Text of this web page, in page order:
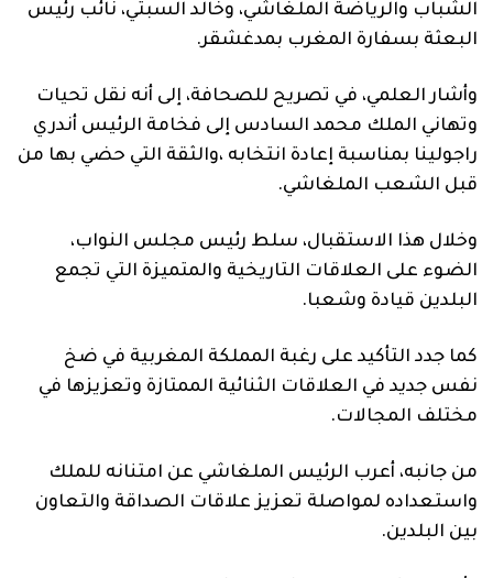
الشباب والرياضة الملغاشي، وخالد السبتي، نائب رئيس
البعثة بسفارة المغرب بمدغشقر.
وأشار العلمي، في تصريح للصحافة، إلى أنه نقل تحيات
وتهاني الملك محمد السادس إلى فخامة الرئيس أندري
راجولينا بمناسبة إعادة انتخابه ،والثقة التي حضي بها من
قبل الشعب الملغاشي.
وخلال هذا الاستقبال، سلط رئيس مجلس النواب،
الضوء على العلاقات التاريخية والمتميزة التي تجمع
البلدين قيادة وشعبا.
كما جدد التأكيد على رغبة المملكة المغربية في ضخ
نفس جديد في العلاقات الثنائية الممتازة وتعزيزها في
مختلف المجالات.
من جانبه، أعرب الرئيس الملغاشي عن امتنانه للملك
واستعداده لمواصلة تعزيز علاقات الصداقة والتعاون
بين البلدين.